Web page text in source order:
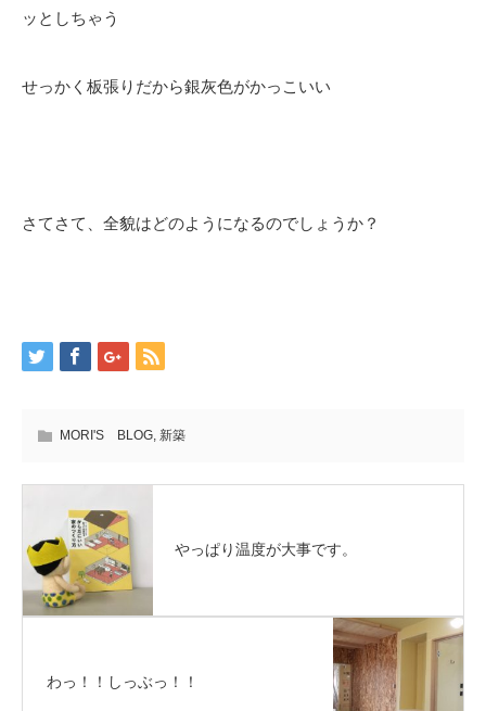
ッとしちゃう
せっかく板張りだから銀灰色がかっこいい
さてさて、全貌はどのようになるのでしょうか？
MORI'S BLOG, 新築
やっぱり温度が大事です。
わっ！！しっぶっ！！